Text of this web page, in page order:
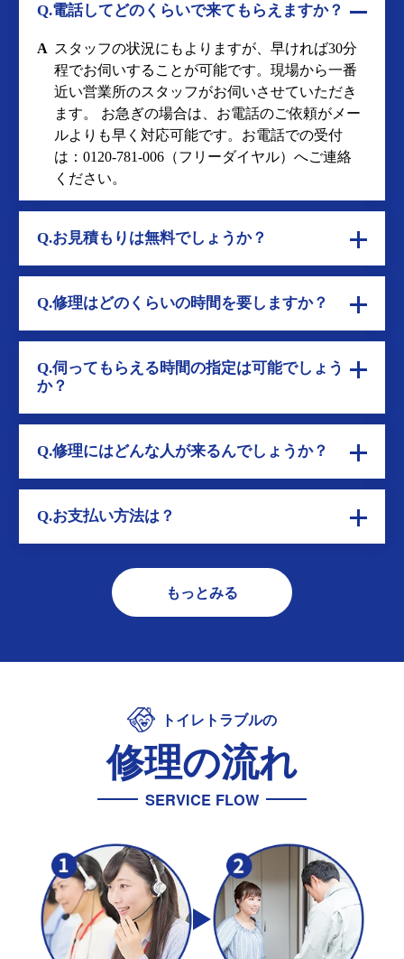
もっとみる
トイレトラブルに関する
よくあるご質問
FAQ
Q.電話してどのくらいで来てもらえますか？
A スタッフの状況にもよりますが、早ければ30分
程でお伺いすることが可能です。現場から一番
近い営業所のスタッフがお伺いさせていただき
ルよりも早く対応可能です。お電話での受付
は：0120-781-006 （フリーダイヤル）へご連絡
Q.お見積もりは無料でしょうか？
Q.修理はどのくらいの時間を要しますか？
Q.伺ってもらえる時間の指定は可能でしょう
Q.修理にはどんな人が来るんでしょうか？
Q.お支払い方法は？
もっとみる